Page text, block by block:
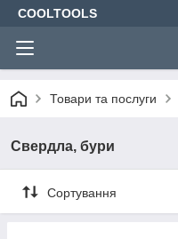
COOLTOOLS
Товари та послуги
Свердла, бури
Сортування